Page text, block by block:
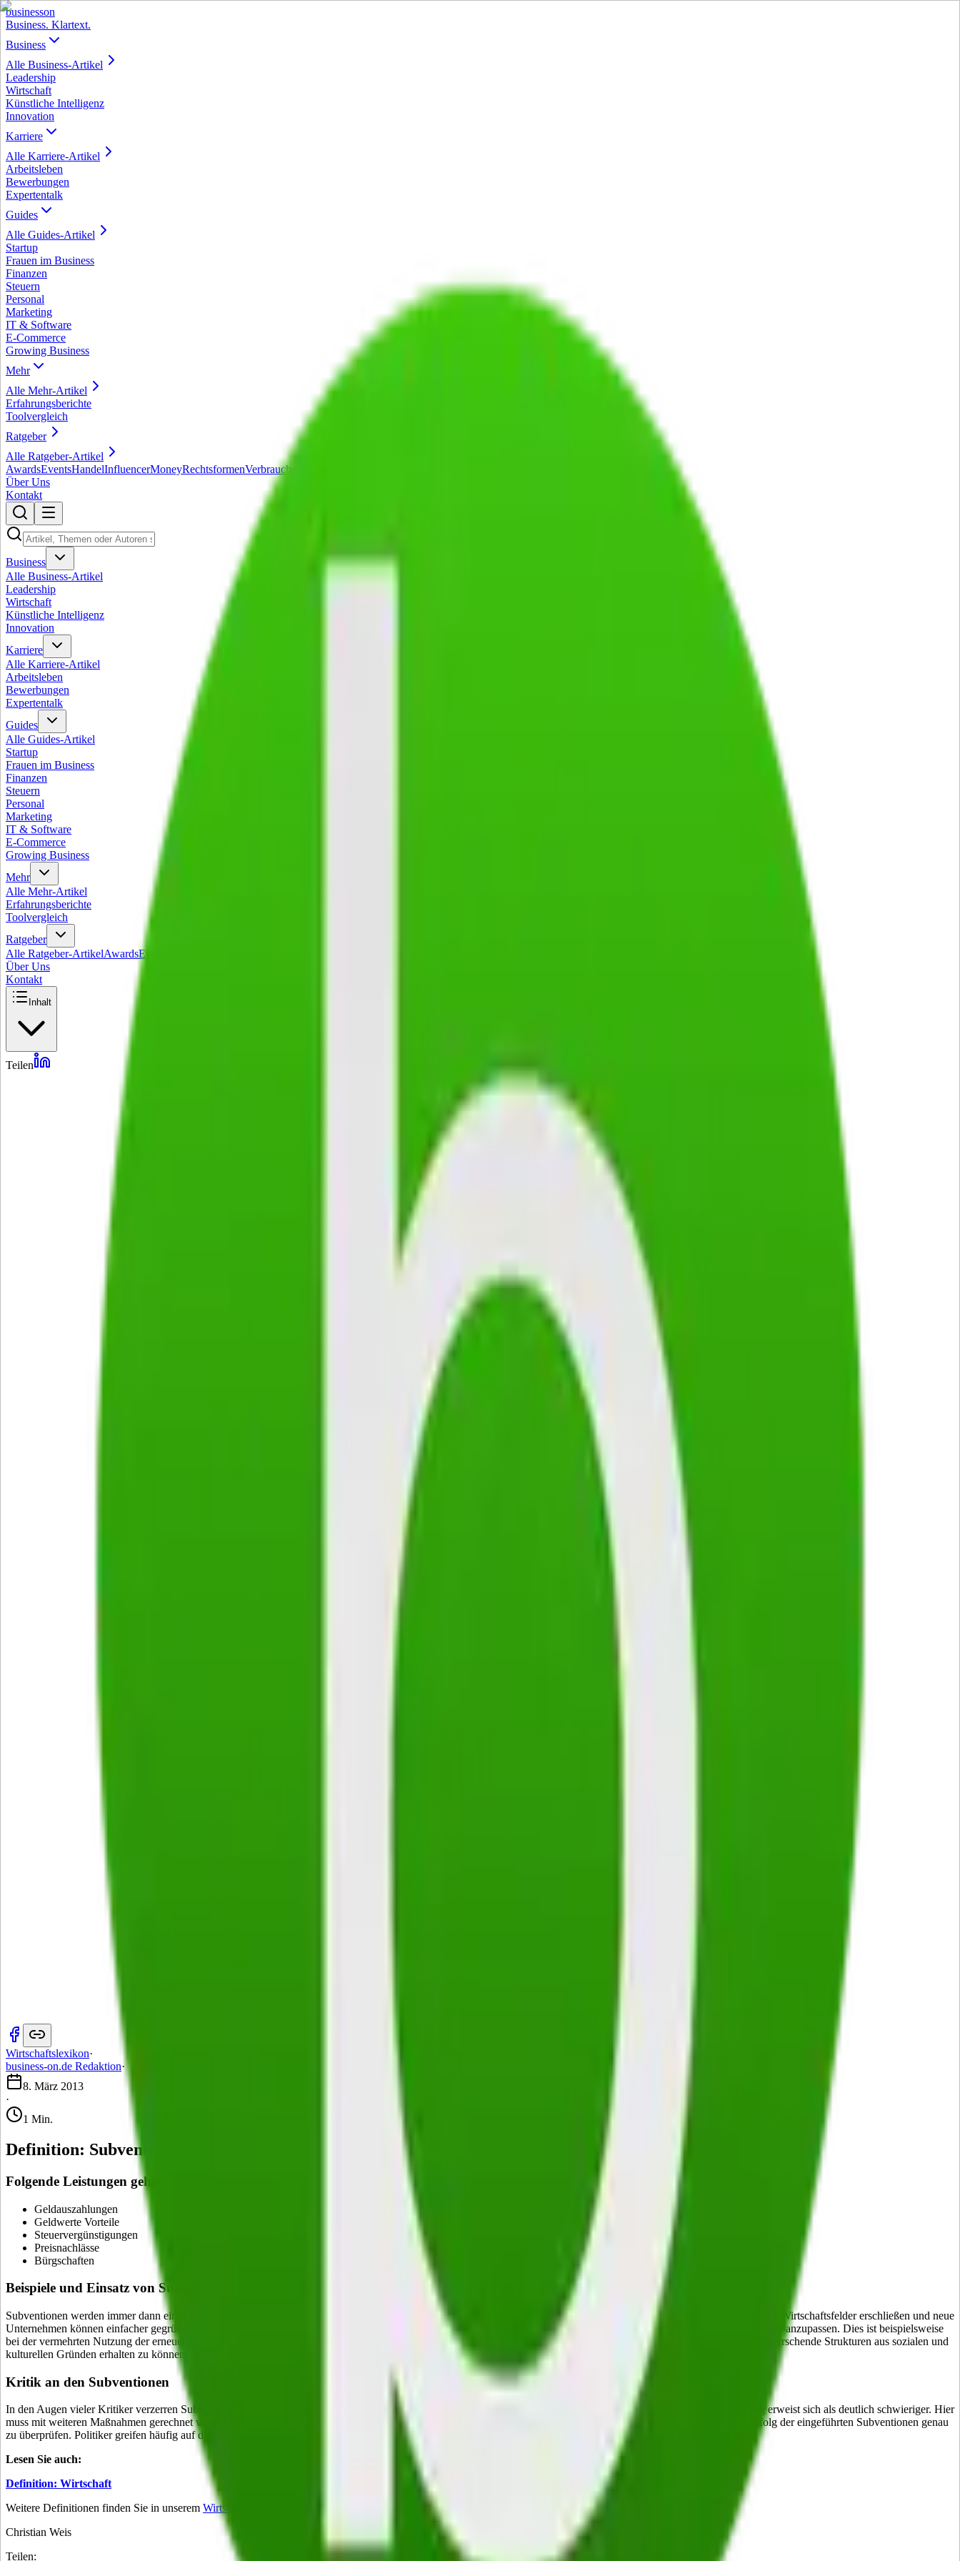
businesson
Business. Klartext.
Business
Alle Business-Artikel
Leadership
Wirtschaft
Künstliche Intelligenz
Innovation
Karriere
Alle Karriere-Artikel
Arbeitsleben
Bewerbungen
Expertentalk
Guides
Alle Guides-Artikel
Startup
Frauen im Business
Finanzen
Steuern
Personal
Marketing
IT & Software
E-Commerce
Growing Business
Mehr
Alle Mehr-Artikel
Erfahrungsberichte
Toolvergleich
Ratgeber
Alle Ratgeber-Artikel
AwardsEventsHandelInfluencerMoneyRechtsformenVerbraucher
Über Uns
Kontakt
Business
Alle Business-Artikel
Leadership
Wirtschaft
Künstliche Intelligenz
Innovation
Karriere
Alle Karriere-Artikel
Arbeitsleben
Bewerbungen
Expertentalk
Guides
Alle Guides-Artikel
Startup
Frauen im Business
Finanzen
Steuern
Personal
Marketing
IT & Software
E-Commerce
Growing Business
Mehr
Alle Mehr-Artikel
Erfahrungsberichte
Toolvergleich
Ratgeber
Alle Ratgeber-ArtikelAwardsEvents
Über Uns
Kontakt
Inhalt
Teilen
Wirtschaftslexikon·
business-on.de Redaktion·
8. März 2013
·
1 Min.
Definition: Subvention
Folgende Leistungen gehören zu den Subventionen:
Geldauszahlungen
Geldwerte Vorteile
Steuervergünstigungen
Preisnachlässe
Bürgschaften
Beispiele und Einsatz von Subventionen
Subventionen werden immer dann eingesetzt, wenn sie einem politischen oder gesellschaftlichen Ziel dienen. Bei der Förderungssubvention lassen sich beispielsweise neue Wirtschaftsfelder erschließen und neue
Unternehmen können einfacher gegründet werden. Außerdem können Subventionen eingesetzt werden, um Betriebe an sich ändernde Gesellschafts- oder Wirtschaftsformen anzupassen. Dies ist beispielsweise
bei der vermehrten Nutzung der erneuerbaren Energien geschehen. Gerade in der Landwirtschaft und im Bergbau kommen Erhaltungssubventionen zum Einsatz, um vorherrschende Strukturen aus sozialen und
kulturellen Gründen erhalten zu können.
Kritik an den Subventionen
In den Augen vieler Kritiker verzerren Subventionen den freien Wettbewerb. Sie können zwar leicht und häufig auch versteckt eingeführt werden, doch die Abschaffung erweist sich als deutlich schwieriger. Hier
muss mit weiteren Maßnahmen gerechnet werden. Außerdem sind die Begründungen für die finanziellen Unterstützungen fragwürdig. Es fehlen Kontrollen, um den Erfolg der eingeführten Subventionen genau
zu überprüfen. Politiker greifen häufig auf diese Art der Finanzierung zurück, da sie besonders wählerwirksam ist, im Grunde jedoch einfach verschleiert werden kann.
Lesen Sie auch:
Definition: Wirtschaft
Weitere Definitionen finden Sie in unserem Wirtschaftslexikon
Christian Weis
Teilen: